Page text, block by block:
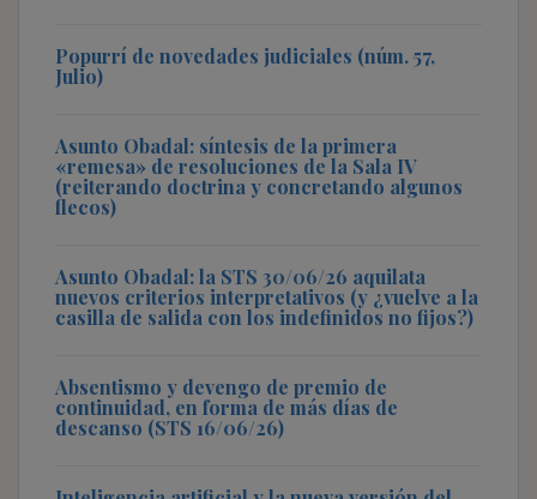
Popurrí de novedades judiciales (núm. 57,
Julio)
Asunto Obadal: síntesis de la primera
«remesa» de resoluciones de la Sala IV
(reiterando doctrina y concretando algunos
flecos)
Asunto Obadal: la STS 30/06/26 aquilata
nuevos criterios interpretativos (y ¿vuelve a la
casilla de salida con los indefinidos no fijos?)
Absentismo y devengo de premio de
continuidad, en forma de más días de
descanso (STS 16/06/26)